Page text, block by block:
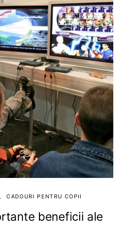
CADOURI PENTRU COPII
beneficii ale